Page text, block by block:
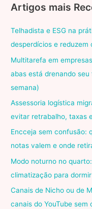
Artigos mais
Telhadista e ESG na
desperdícios e
Multitarefa em
abas está drenando
semana)
Assessoria logística
evitar retrabalho, taxas
Encceja sem confusão:
notas valem e onde
Modo noturno no
climatização para
Canais de Nicho ou de
canais do YouTube